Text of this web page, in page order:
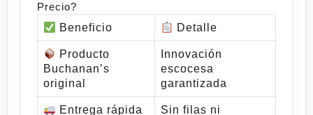
Precio?
Beneficio
Detalle
Producto
Buchanan’s
original
Innovación
escocesa
garantizada
Entrega rápida
Sin filas ni